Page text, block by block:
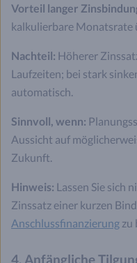
Vorteil langer
kalkulierbare Monatsrate
Nachteil: Höherer
Laufzeiten; bei stark
automatisch.
Sinnvoll, wenn:
Aussicht auf
Zukunft.
Hinweis: Lassen Sie sich
Zinssatz einer kurzen
Anschlussfinanzierung zu
4. Anfängliche